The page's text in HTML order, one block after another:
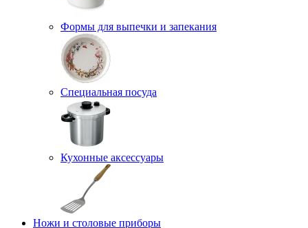
Формы для выпечки и запекания
Специальная посуда
Кухонные аксессуары
Ножи и столовые приборы